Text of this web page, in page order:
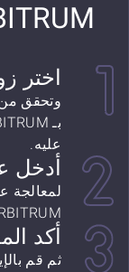
اختر
عليه.
أدخل
أكد